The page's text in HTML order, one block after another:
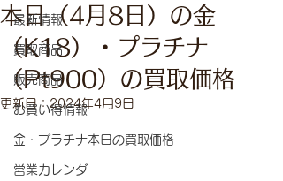
最新情報
買取商品
販売商品
お買い得情報
金・プラチナ本日の買取価格
営業カレンダー
本日（4月8日）の金
（K18）・プラチナ
（Pt900）の買取価格
更新日：2024年4月9日